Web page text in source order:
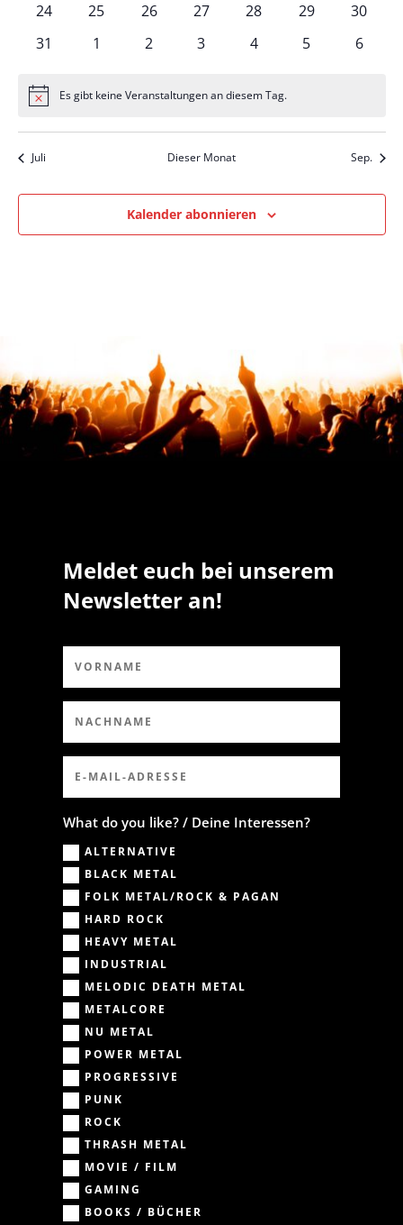
0
24
0
25
0
26
0
27
0
28
0
29
0
30
0
31
0
1
0
2
0
3
0
4
0
5
0
6
HinweisEs gibt keine Veranstaltungen an diesem Tag.
Juli Dieser Monat Sep.
Kalender abonnieren
Meldet euch bei unserem
Newsletter an!
What do you like? / Deine Interessen?
ALTERNATIVE
BLACK METAL
FOLK METAL/ROCK & PAGAN
HARD ROCK
HEAVY METAL
INDUSTRIAL
MELODIC DEATH METAL
METALCORE
NU METAL
POWER METAL
PROGRESSIVE
PUNK
ROCK
THRASH METAL
MOVIE / FILM
GAMING
BOOKS / BÜCHER